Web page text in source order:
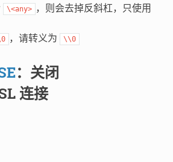
\<any> ，则会去掉反斜杠，只使用
，请转义为 \\0
：关闭
连接